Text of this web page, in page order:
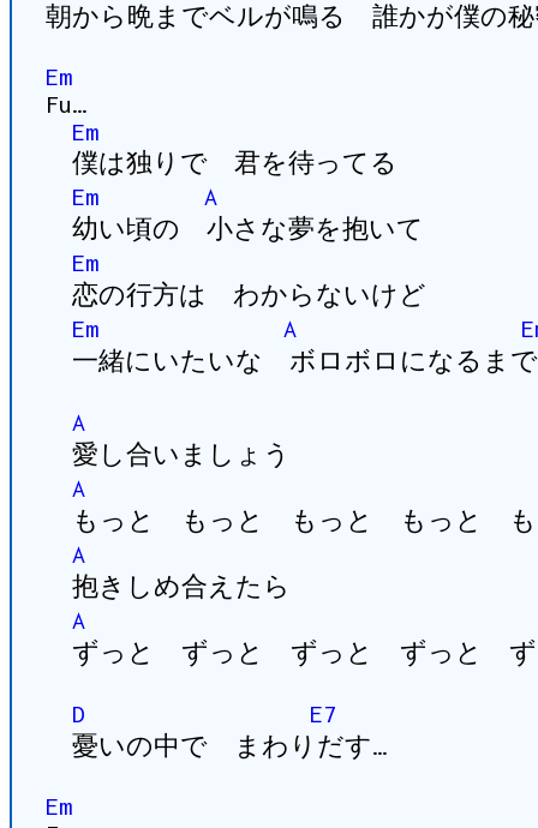
朝から晩までベルが鳴る 誰かが僕の
Em
Fu…
Em
僕は独りで 君を待ってる
Em
A
幼い頃の 小さな夢を抱いて
Em
恋の行方は わからないけど
Em
A
一緒にいたいな ボロボロになるまで
A
愛し合いましょう
A
もっと もっと もっと もっと も
A
抱きしめ合えたら
A
ずっと ずっと ずっと ずっと ず
D
E7
憂いの中で まわりだす…
Em